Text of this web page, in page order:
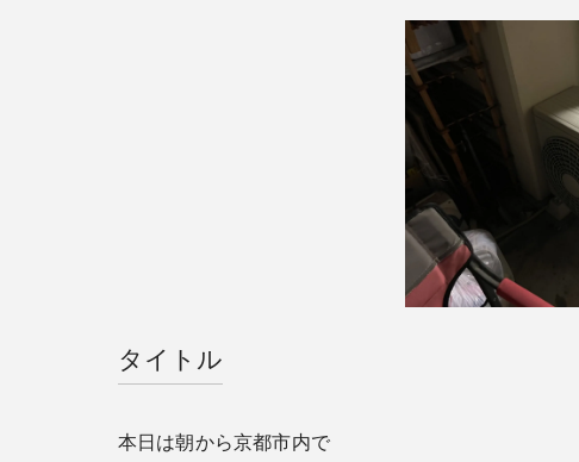
タイトル
本日は朝から京都市内で